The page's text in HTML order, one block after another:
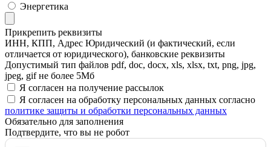
Энергетика
Прикрепить реквизиты
ИНН, КПП, Адрес Юридический (и фактический, если
отличается от юридического), банковские реквизиты
Допустимый тип файлов pdf, doc, docx, xls, xlsx, txt, png, jpg,
jpeg, gif не более 5Мб
Я согласен на получение рассылок
Я согласен на обработку персональных данных согласно
политике защиты и обработки персональных данных
Обязательно для заполнения
Подтвердите, что вы не робот